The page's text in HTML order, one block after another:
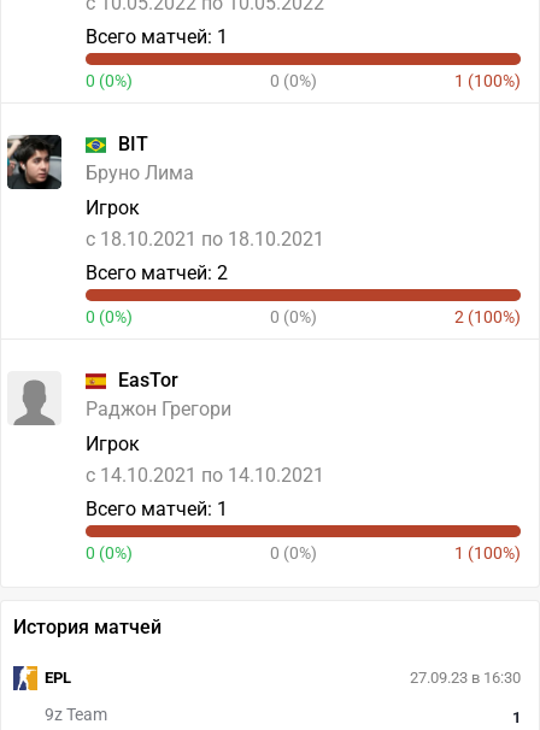
Всего матчей: 1
0 (0%) 0 (0%) 1 (100%)
BIT
Бруно Лима
Игрок
c 18.10.2021 по 18.10.2021
Всего матчей: 2
0 (0%) 0 (0%) 2 (100%)
EasTor
Раджон Грегори
Игрок
c 14.10.2021 по 14.10.2021
Всего матчей: 1
0 (0%) 0 (0%) 1 (100%)
История матчей
27.09.23 в 16:30
9z Team
1
EPL